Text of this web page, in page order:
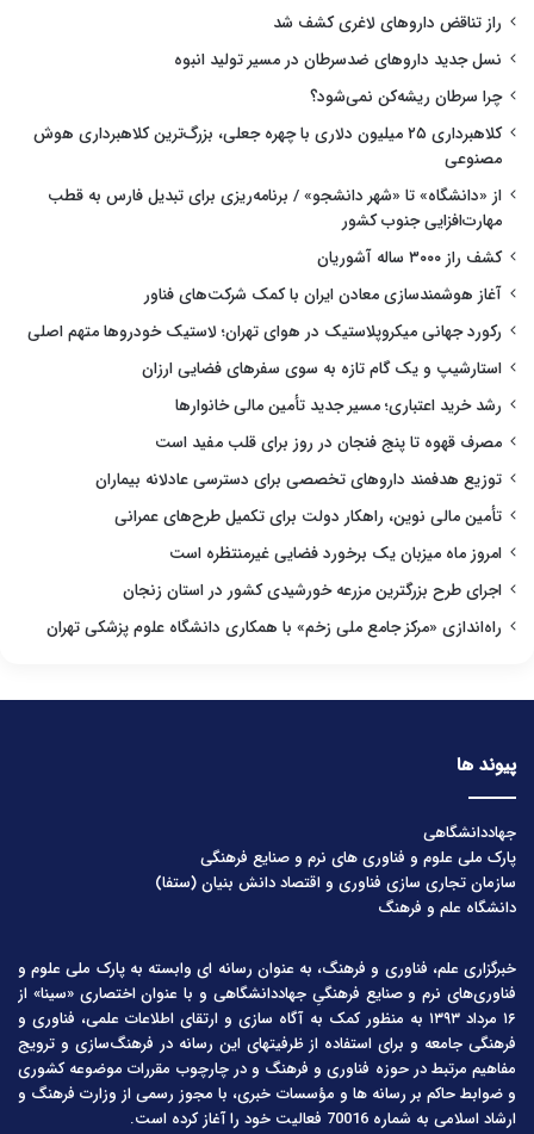
راز تناقض داروهای لاغری کشف شد
نسل جدید داروهای ضدسرطان در مسیر تولید انبوه
چرا سرطان ریشه‌کن نمی‌شود؟
کلاهبرداری ۲۵ میلیون دلاری با چهره جعلی، بزرگ‌ترین کلاهبرداری هوش
مصنوعی
از «دانشگاه» تا «شهر دانشجو» / برنامه‌ریزی برای تبدیل فارس به قطب
مهارت‌افزایی جنوب کشور
کشف راز ۳۰۰۰ ساله آشوریان
آغاز هوشمندسازی معادن ایران با کمک شرکت‌های فناور
رکورد جهانی میکروپلاستیک در هوای تهران؛ لاستیک خودروها متهم اصلی
استارشیپ و یک گام تازه به سوی سفرهای فضایی ارزان
رشد خرید اعتباری؛ مسیر جدید تأمین مالی خانوارها
مصرف قهوه تا پنج فنجان در روز برای قلب مفید است
توزیع هدفمند داروهای تخصصی برای دسترسی عادلانه بیماران
تأمین مالی نوین، راهکار دولت برای تکمیل طرح‌های عمرانی
امروز ماه میزبان یک برخورد فضایی غیرمنتظره است
اجرای طرح بزرگترین مزرعه خورشیدی کشور در استان زنجان
راه‌اندازی «مرکز جامع ملی زخم» با همکاری دانشگاه علوم پزشکی تهران
پیوند ها
جهاددانشگاهی
پارک ملی علوم و فناوری های نرم و صنایع فرهنگی
سازمان تجاری سازی فناوری و اقتصاد دانش بنیان (ستفا)
دانشگاه علم و فرهنگ
خبرگزاری علم، فناوری و فرهنگ، به عنوان رسانه ای وابسته به پارک ملی علوم و
فناوری‌های نرم و صنایع فرهنگیِ جهاددانشگاهی و با عنوان اختصاری «سینا» از
۱۶ مرداد ۱۳۹۳ به منظور کمک به آگاه سازی و ارتقای اطلاعات علمی، فناوری و
فرهنگی جامعه و برای استفاده از ظرفیتهای این رسانه در فرهنگ‌سازی و ترویج
مفاهیم مرتبط در حوزه فناوری و فرهنگ و در چارچوب مقررات موضوعه کشوری
و ضوابط حاکم بر رسانه ها و مؤسسات خبری، با مجوز رسمی از وزارت فرهنگ و
ارشاد اسلامی به شماره 70016 فعالیت خود را آغاز کرده است.